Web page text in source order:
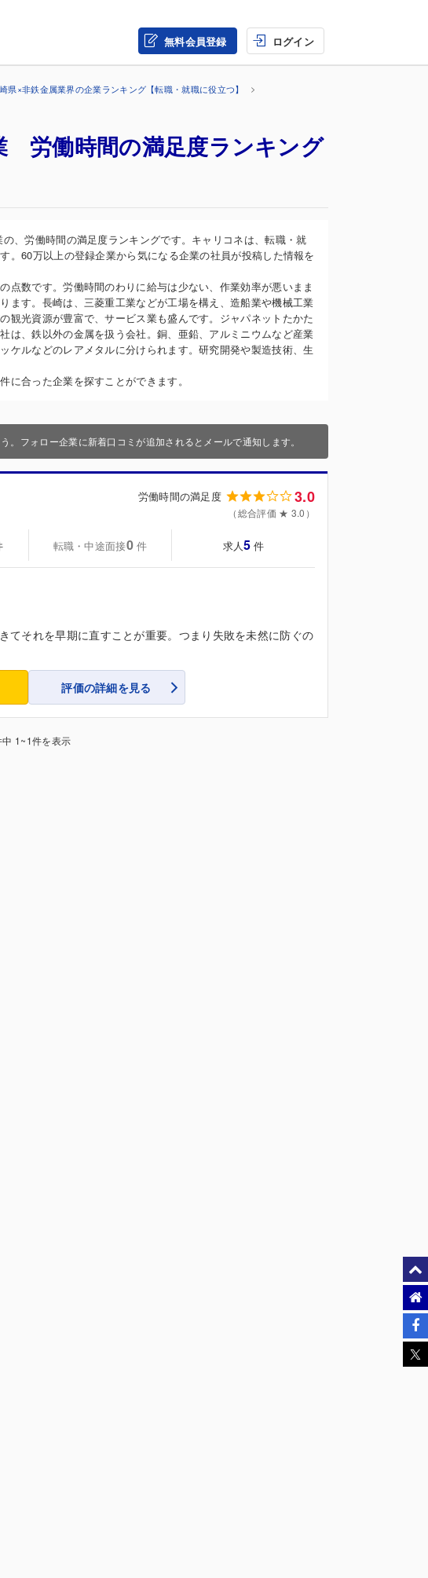
無料会員登録 ログイン
県×非鉄金属業界の企業ランキング【転職・就職に役立つ】
労働時間の満足度ランキング
、労働時間の満足度ランキングです。キャリコネは、転職・就
。60万以上の登録企業から気になる企業の社員が投稿した情報を
点数です。労働時間のわりに給与は少ない、作業効率が悪いまま
ます。長崎は、三菱重工業などが工場を構え、造船業や機械工業
観光資源が豊富で、サービス業も盛んです。ジャパネットたかた
は、鉄以外の金属を扱う会社。銅、亜鉛、アルミニウムなど産業
ケルなどのレアメタルに分けられます。研究開発や製造技術、生
に合った企業を探すことができます。
。フォロー企業に新着口コミが追加されるとメールで通知します。
労働時間の満足度 3.0
（総合評価 ★ 3.0）
転職・中途面接0 件 求人5 件
てそれを早期に直すことが重要。つまり失敗を未然に防ぐの
評価の詳細を見る
中 1~1件を表示